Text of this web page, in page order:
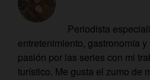
Periodista
entretenimiento, gastronomía
pasión por las series con mi
turístico. Me gusta el zumo de